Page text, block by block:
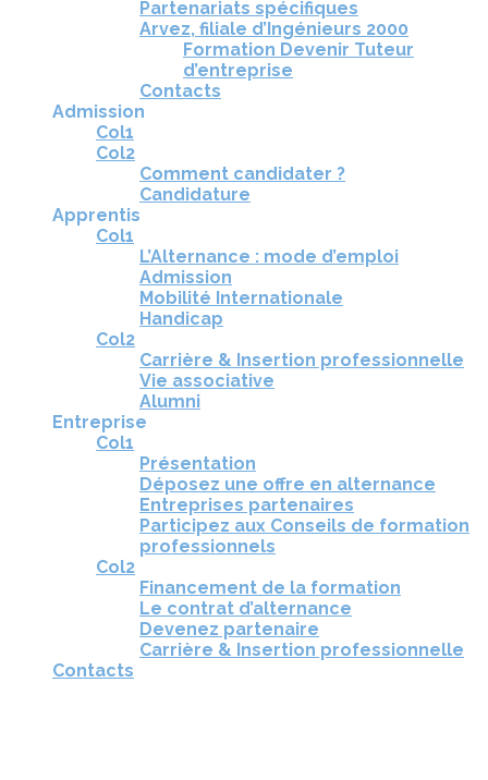
Partenariats spécifiques
Arvez, filiale d’Ingénieurs 2000
Formation Devenir Tuteur
d’entreprise
Contacts
Admission
Col1
Col2
Comment candidater ?
Candidature
Apprentis
Col1
L’Alternance : mode d’emploi
Admission
Mobilité Internationale
Handicap
Col2
Carrière & Insertion professionnelle
Vie associative
Alumni
Entreprise
Col1
Présentation
Déposez une offre en alternance
Entreprises partenaires
Participez aux Conseils de formation
professionnels
Col2
Financement de la formation
Le contrat d’alternance
Devenez partenaire
Carrière & Insertion professionnelle
Contacts